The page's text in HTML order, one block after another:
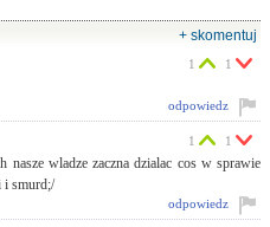
+ skomentuj
1 1
odpowiedz
nasze wladze zaczna dzialac cos w sprawie
i smurd;/
1 1
odpowiedz